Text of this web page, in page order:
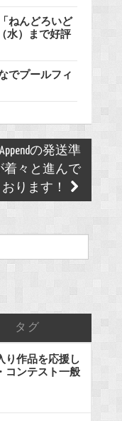
ねんどろいど
水）まで好評
でプールフィ
Appendの発送準
着々と進んで
おります！
タグ
り作品を応援し
コンテスト一般